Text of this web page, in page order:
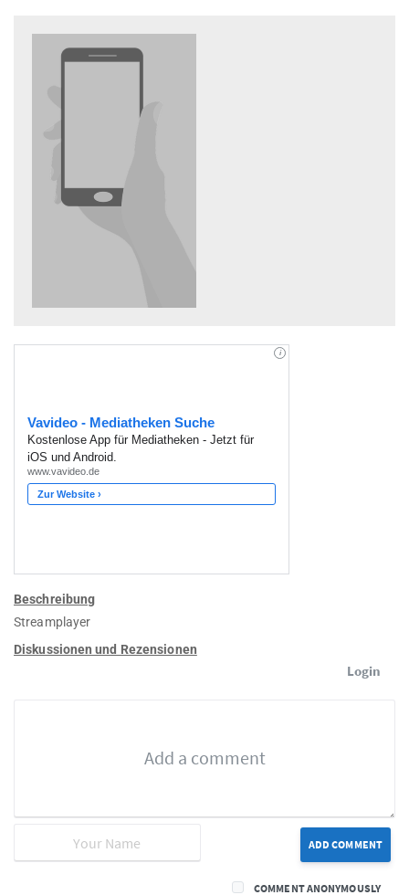
Beschreibung
Streamplayer
Diskussionen und Rezensionen
Login
ADD COMMENT
COMMENT ANONYMOUSLY